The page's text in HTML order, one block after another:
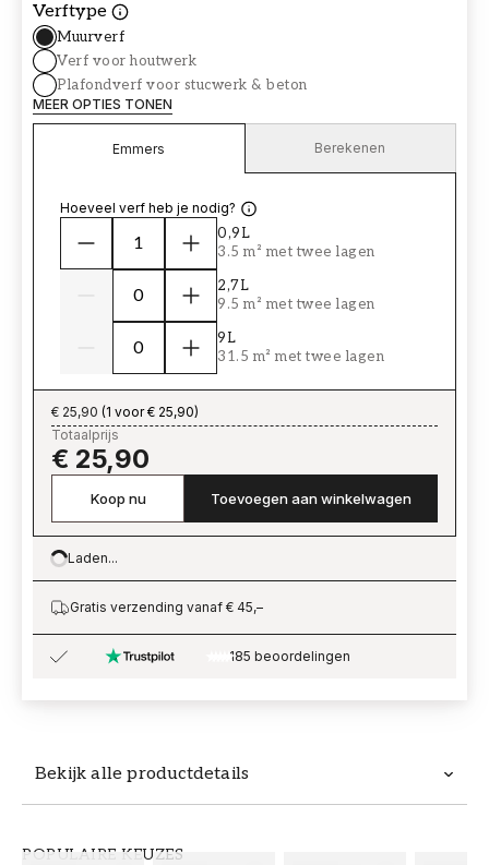
Bekijk alle productdetails
POPULAIRE KEUZES
Verftype
Muurverf
Verf voor houtwerk
Plafondverf voor stucwerk & beton
MEER OPTIES TONEN
Emmers Berekenen
Hoeveel verf heb je nodig?
0,9L
3.5 m² met twee lagen
2,7L
9.5 m² met twee lagen
9L
31.5 m² met twee lagen
€ 25,90 (1 voor € 25,90)
Totaalprijs
€ 25,90
Koop nu Toevoegen aan winkelwagen
Loading…
Laden...
Gratis verzending vanaf € 45,–
185 beoordelingen